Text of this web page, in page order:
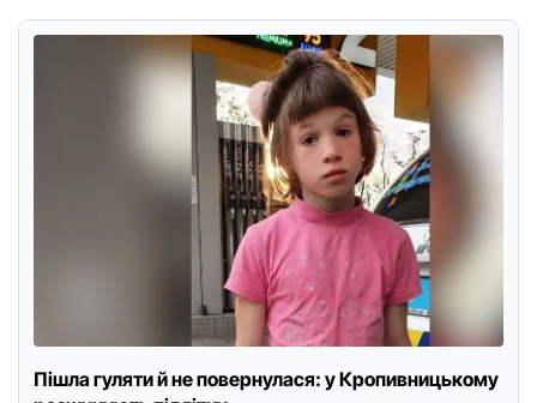
Пішла гуляти й не повернулася: у Кропивницькому